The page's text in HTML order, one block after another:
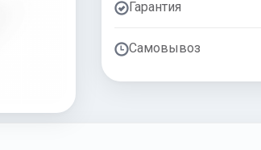
Гарантия
Самовывоз